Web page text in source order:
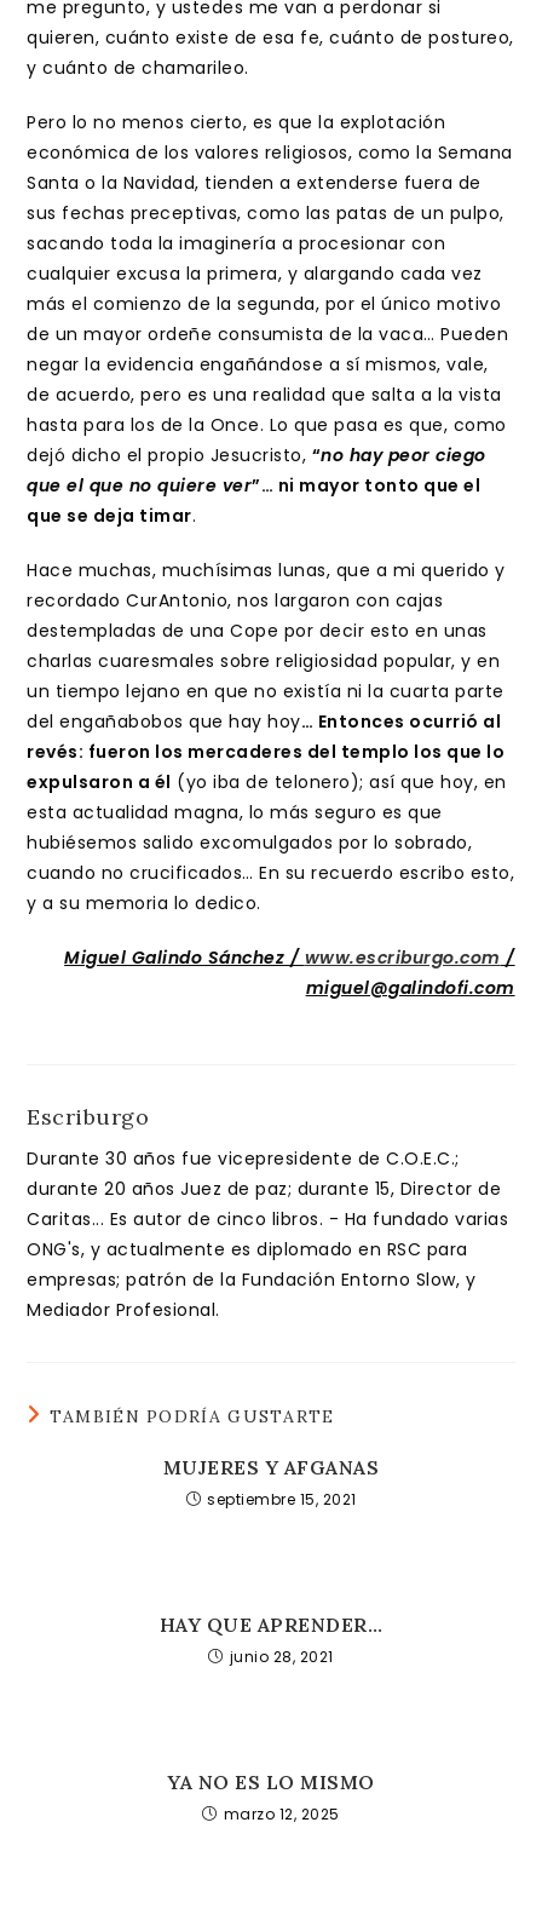
me pregunto, y ustedes me van a perdonar si
quieren, cuánto existe de esa fe, cuánto de postureo,
y cuánto de chamarileo.
Pero lo no menos cierto, es que la explotación
económica de los valores religiosos, como la Semana
Santa o la Navidad, tienden a extenderse fuera de
sus fechas preceptivas, como las patas de un pulpo,
sacando toda la imaginería a procesionar con
cualquier excusa la primera, y alargando cada vez
más el comienzo de la segunda, por el único motivo
de un mayor ordeñe consumista de la vaca… Pueden
negar la evidencia engañándose a sí mismos, vale,
de acuerdo, pero es una realidad que salta a la vista
hasta para los de la Once. Lo que pasa es que, como
dejó dicho el propio Jesucristo, “no hay peor ciego
que el que no quiere ver”… ni mayor tonto que el
que se deja timar.
Hace muchas, muchísimas lunas, que a mi querido y
recordado CurAntonio, nos largaron con cajas
destempladas de una Cope por decir esto en unas
charlas cuaresmales sobre religiosidad popular, y en
un tiempo lejano en que no existía ni la cuarta parte
del engañabobos que hay hoy… Entonces ocurrió al
revés: fueron los mercaderes del templo los que lo
expulsaron a él (yo iba de telonero); así que hoy, en
esta actualidad magna, lo más seguro es que
hubiésemos salido excomulgados por lo sobrado,
cuando no crucificados… En su recuerdo escribo esto,
y a su memoria lo dedico.
Miguel Galindo Sánchez / www.escriburgo.com /
miguel@galindofi.com
Escriburgo
Durante 30 años fue vicepresidente de C.O.E.C.;
durante 20 años Juez de paz; durante 15, Director de
Caritas... Es autor de cinco libros. - Ha fundado varias
ONG's, y actualmente es diplomado en RSC para
empresas; patrón de la Fundación Entorno Slow, y
Mediador Profesional.
TAMBIÉN PODRÍA GUSTARTE
MUJERES Y AFGANAS
septiembre 15, 2021
HAY QUE APRENDER…
junio 28, 2021
YA NO ES LO MISMO
marzo 12, 2025